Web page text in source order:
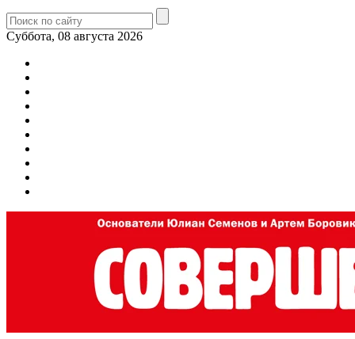
Суббота, 08 августа 2026